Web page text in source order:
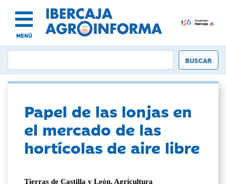
MENÚ
Papel de las lonjas en
el mercado de las
hortícolas de aire libre
Tierras de Castilla y León. Agricultura